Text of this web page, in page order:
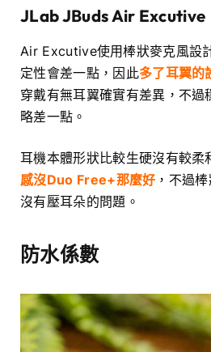
JLab JBuds Air Excutive
Air Excutive使用棒狀麥克風設
定性會差一點，因此多了耳翼的
穿戴有無耳翼確實有差異，不過
略差一點。
耳機本體形狀比較生硬沒有較柔
感沒Duo Free+那麼好 ，不過
沒有壓耳朵的問題。
防水係數